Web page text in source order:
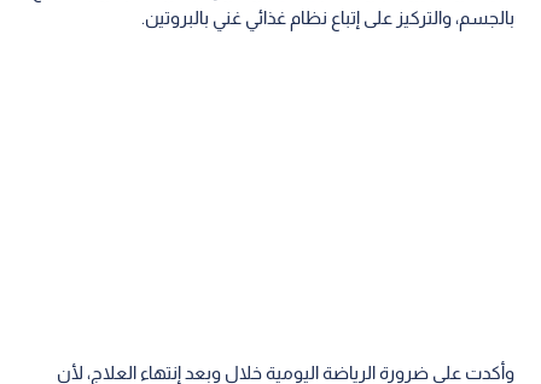
بالجسم، والتركيز على إتباع نظام غذائي غني بالبروتين.
وأكدت على ضرورة الرياضة اليومية خلال وبعد إنتهاء العلاج، لأن